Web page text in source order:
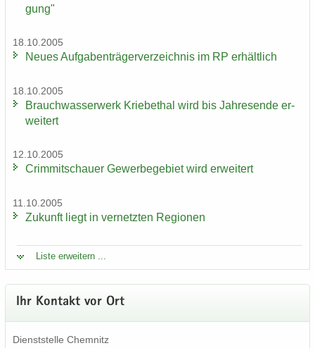
gung"
18.10.2005
Neues Auf­ga­ben­trä­ger­ver­zeich­nis im RP er­hält­lich
18.10.2005
Brauch­was­ser­werk Krie­be­thal wird bis Jah­res­en­de er­
wei­tert
12.10.2005
Crim­mit­schau­er Ge­wer­be­ge­biet wird er­wei­tert
11.10.2005
Zu­kunft liegt in ver­netz­ten Re­gio­nen
Liste er­wei­tern ...
Ihr Kon­takt vor Ort
Dienst­stel­le Chem­nitz